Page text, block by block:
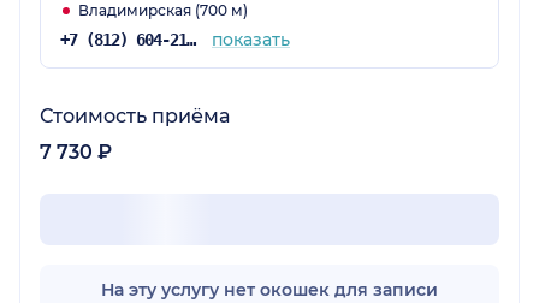
Владимирская (700 м)
+7 (812) 604-21-60 показать
Стоимость приёма
7 730 ₽
На эту услугу нет окошек для записи